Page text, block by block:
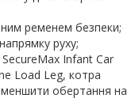
ременем безпеки;
руху;
Infant Car
Load Leg, котра
обертання на